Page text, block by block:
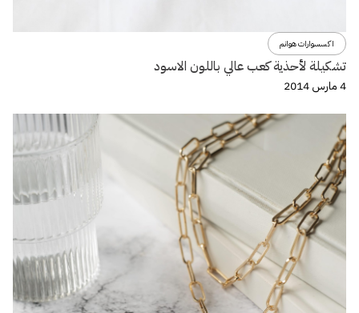
اكسسوارات هوانم
تشكيلة لأحذية كعب عالي باللون الاسود
4 مارس 2014